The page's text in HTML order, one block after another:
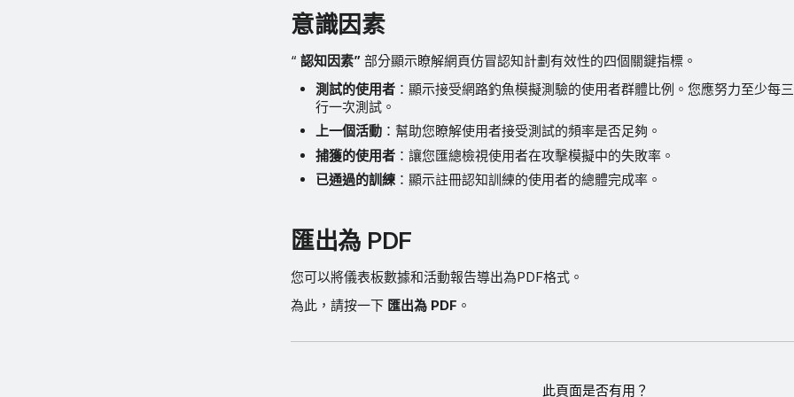
意識因素
“ 認知因素” 部分顯示瞭解網頁仿冒認知計劃有效性的四個關鍵指標。
測試的使用者 ：顯示接受網路釣魚模擬測驗的使用者群體比例。您應努力至少每
行一次測試。
上一個活動 ：幫助您瞭解使用者接受測試的頻率是否足夠。
捕獲的使用者 ：讓您匯總檢視使用者在攻擊模擬中的失敗率。
已通過的訓練 ：顯示註冊認知訓練的使用者的總體完成率。
匯出為 PDF
您可以將儀表板數據和活動報告導出為PDF格式。
為此，請按一下 匯出為 PDF 。
此頁面是否有用？